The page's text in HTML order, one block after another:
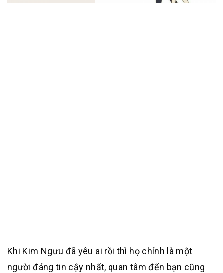
Khi Kim Ngưu đã yêu ai rồi thì họ chính là một
người đáng tin cậy nhất, quan tâm đến bạn cũng